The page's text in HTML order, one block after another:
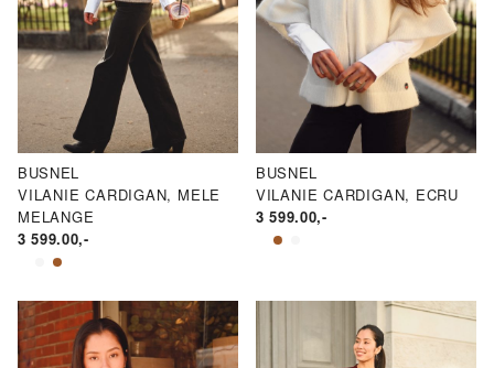
BUSNEL
VILANIE CARDIGAN, MELE
MELANGE
3 599.00,-
BUSNEL
VILANIE CARDIGAN, ECRU
3 599.00,-